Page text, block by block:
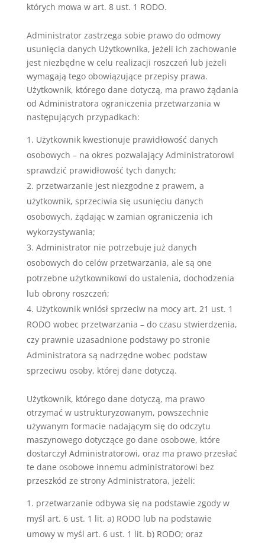
których mowa w art. 8 ust. 1 RODO.
Administrator zastrzega sobie prawo do odmowy
usunięcia danych Użytkownika, jeżeli ich zachowanie
jest niezbędne w celu realizacji roszczeń lub jeżeli
wymagają tego obowiązujące przepisy prawa.
Użytkownik, którego dane dotyczą, ma prawo żądania
od Administratora ograniczenia przetwarzania w
następujących przypadkach:
Użytkownik kwestionuje prawidłowość danych
osobowych – na okres pozwalający Administratorowi
sprawdzić prawidłowość tych danych;
przetwarzanie jest niezgodne z prawem, a
użytkownik, sprzeciwia się usunięciu danych
osobowych, żądając w zamian ograniczenia ich
wykorzystywania;
Administrator nie potrzebuje już danych
osobowych do celów przetwarzania, ale są one
potrzebne użytkownikowi do ustalenia, dochodzenia
lub obrony roszczeń;
Użytkownik wniósł sprzeciw na mocy art. 21 ust. 1
RODO wobec przetwarzania – do czasu stwierdzenia,
czy prawnie uzasadnione podstawy po stronie
Administratora są nadrzędne wobec podstaw
sprzeciwu osoby, której dane dotyczą.
Użytkownik, którego dane dotyczą, ma prawo
otrzymać w ustrukturyzowanym, powszechnie
używanym formacie nadającym się do odczytu
maszynowego dotyczące go dane osobowe, które
dostarczył Administratorowi, oraz ma prawo przesłać
te dane osobowe innemu administratorowi bez
przeszkód ze strony Administratora, jeżeli:
przetwarzanie odbywa się na podstawie zgody w
myśl art. 6 ust. 1 lit. a) RODO lub na podstawie
umowy w myśl art. 6 ust. 1 lit. b) RODO; oraz